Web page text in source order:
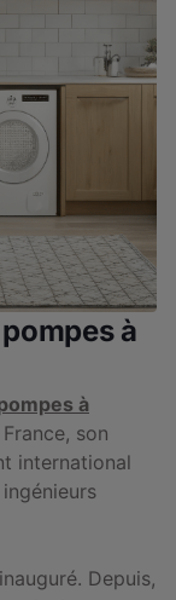
à
à
son
international
Depuis,